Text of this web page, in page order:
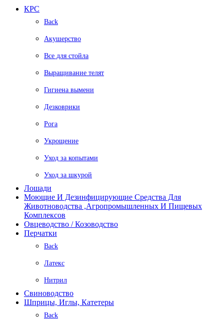
КРС
Back
Акушерство
Все для стойла
Выращивание телят
Гигиена вымени
Дезковрики
Рога
Укрощение
Уход за копытами
Уход за шкурой
Лошади
Моющие И Дезинфицирующие Средства Для
Животноводства ,агропромышленных И Пищевых
Комплексов
Овцеводство / Козоводство
Перчатки
Back
Латекс
Нитрил
Свиноводство
Шприцы, Иглы, Катетеры
Back